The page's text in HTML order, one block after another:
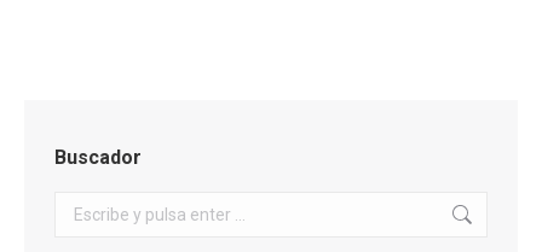
Buscador
Buscar: